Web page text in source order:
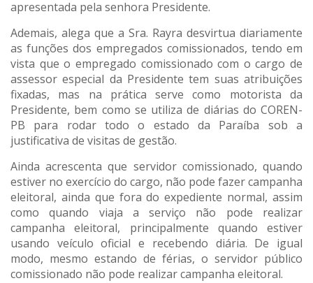
apresentada pela senhora Presidente.
Ademais, alega que a Sra. Rayra desvirtua diariamente
as funções dos empregados comissionados, tendo em
vista que o empregado comissionado com o cargo de
assessor especial da Presidente tem suas atribuições
fixadas, mas na prática serve como motorista da
Presidente, bem como se utiliza de diárias do COREN-
PB para rodar todo o estado da Paraíba sob a
justificativa de visitas de gestão.
Ainda acrescenta que servidor comissionado, quando
estiver no exercício do cargo, não pode fazer campanha
eleitoral, ainda que fora do expediente normal, assim
como quando viaja a serviço não pode realizar
campanha eleitoral, principalmente quando estiver
usando veículo oficial e recebendo diária. De igual
modo, mesmo estando de férias, o servidor público
comissionado não pode realizar campanha eleitoral.